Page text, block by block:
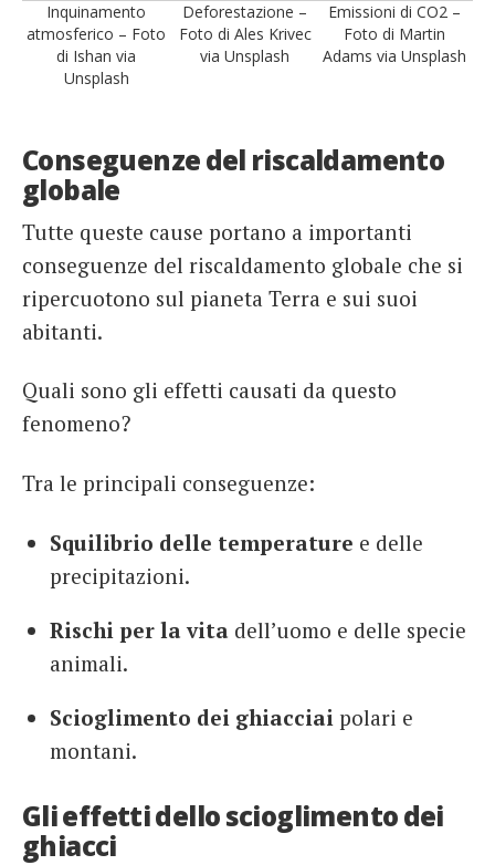
Inquinamento
atmosferico – Foto
di Ishan via
Unsplash
Deforestazione –
Foto di Ales Krivec
via Unsplash
Emissioni di CO2 –
Foto di Martin
Adams via Unsplash
Conseguenze del riscaldamento
globale
Tutte queste cause portano a importanti
conseguenze del riscaldamento globale che si
ripercuotono sul pianeta Terra e sui suoi
abitanti.
Quali sono gli effetti causati da questo
fenomeno?
Tra le principali conseguenze:
Squilibrio delle temperature e delle
precipitazioni.
Rischi per la vita dell’uomo e delle specie
animali.
Scioglimento dei ghiacciai polari e
montani.
Gli effetti dello scioglimento dei
ghiacci